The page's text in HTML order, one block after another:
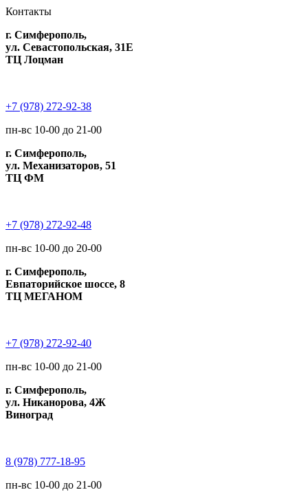
Контакты
г. Симферополь,
ул. Севастопольская, 31Е
ТЦ Лоцман
+7 (978) 272-92-38
пн-вс 10-00 до 21-00
г. Симферополь,
ул. Механизаторов, 51
ТЦ ФМ
+7 (978) 272-92-48
пн-вс 10-00 до 20-00
г. Симферополь,
Евпаторийское шоссе, 8
ТЦ МЕГАНОМ
+7 (978) 272-92-40
пн-вс 10-00 до 21-00
г. Симферополь,
ул. Никанорова, 4Ж
Виноград
8 (978) 777-18-95
пн-вс 10-00 до 21-00